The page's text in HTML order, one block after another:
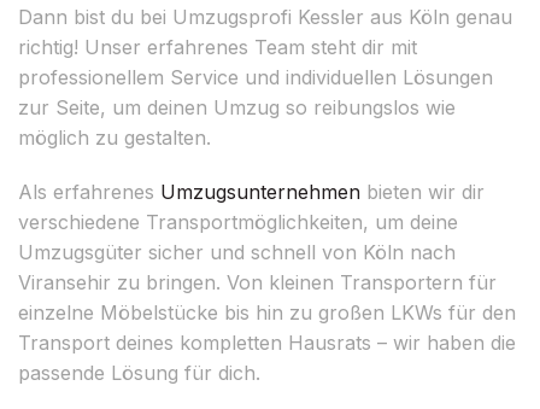
Dann bist du bei Umzugsprofi Kessler aus Köln genau
richtig! Unser erfahrenes Team steht dir mit
professionellem Service und individuellen Lösungen
zur Seite, um deinen Umzug so reibungslos wie
möglich zu gestalten.
Als erfahrenes Umzugsunternehmen bieten wir dir
verschiedene Transportmöglichkeiten, um deine
Umzugsgüter sicher und schnell von Köln nach
Viransehir zu bringen. Von kleinen Transportern für
einzelne Möbelstücke bis hin zu großen LKWs für den
Transport deines kompletten Hausrats – wir haben die
passende Lösung für dich.